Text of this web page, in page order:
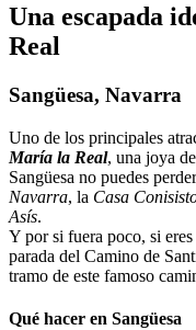
Una escapada
Real
Sangüesa, Navarra
Uno de los principales
María la Real, una joya
Sangüesa no puedes
Navarra, la Casa
Asís.
Y por si fuera poco, si eres
parada del Camino de
tramo de este famoso
Qué hacer en Sangüesa